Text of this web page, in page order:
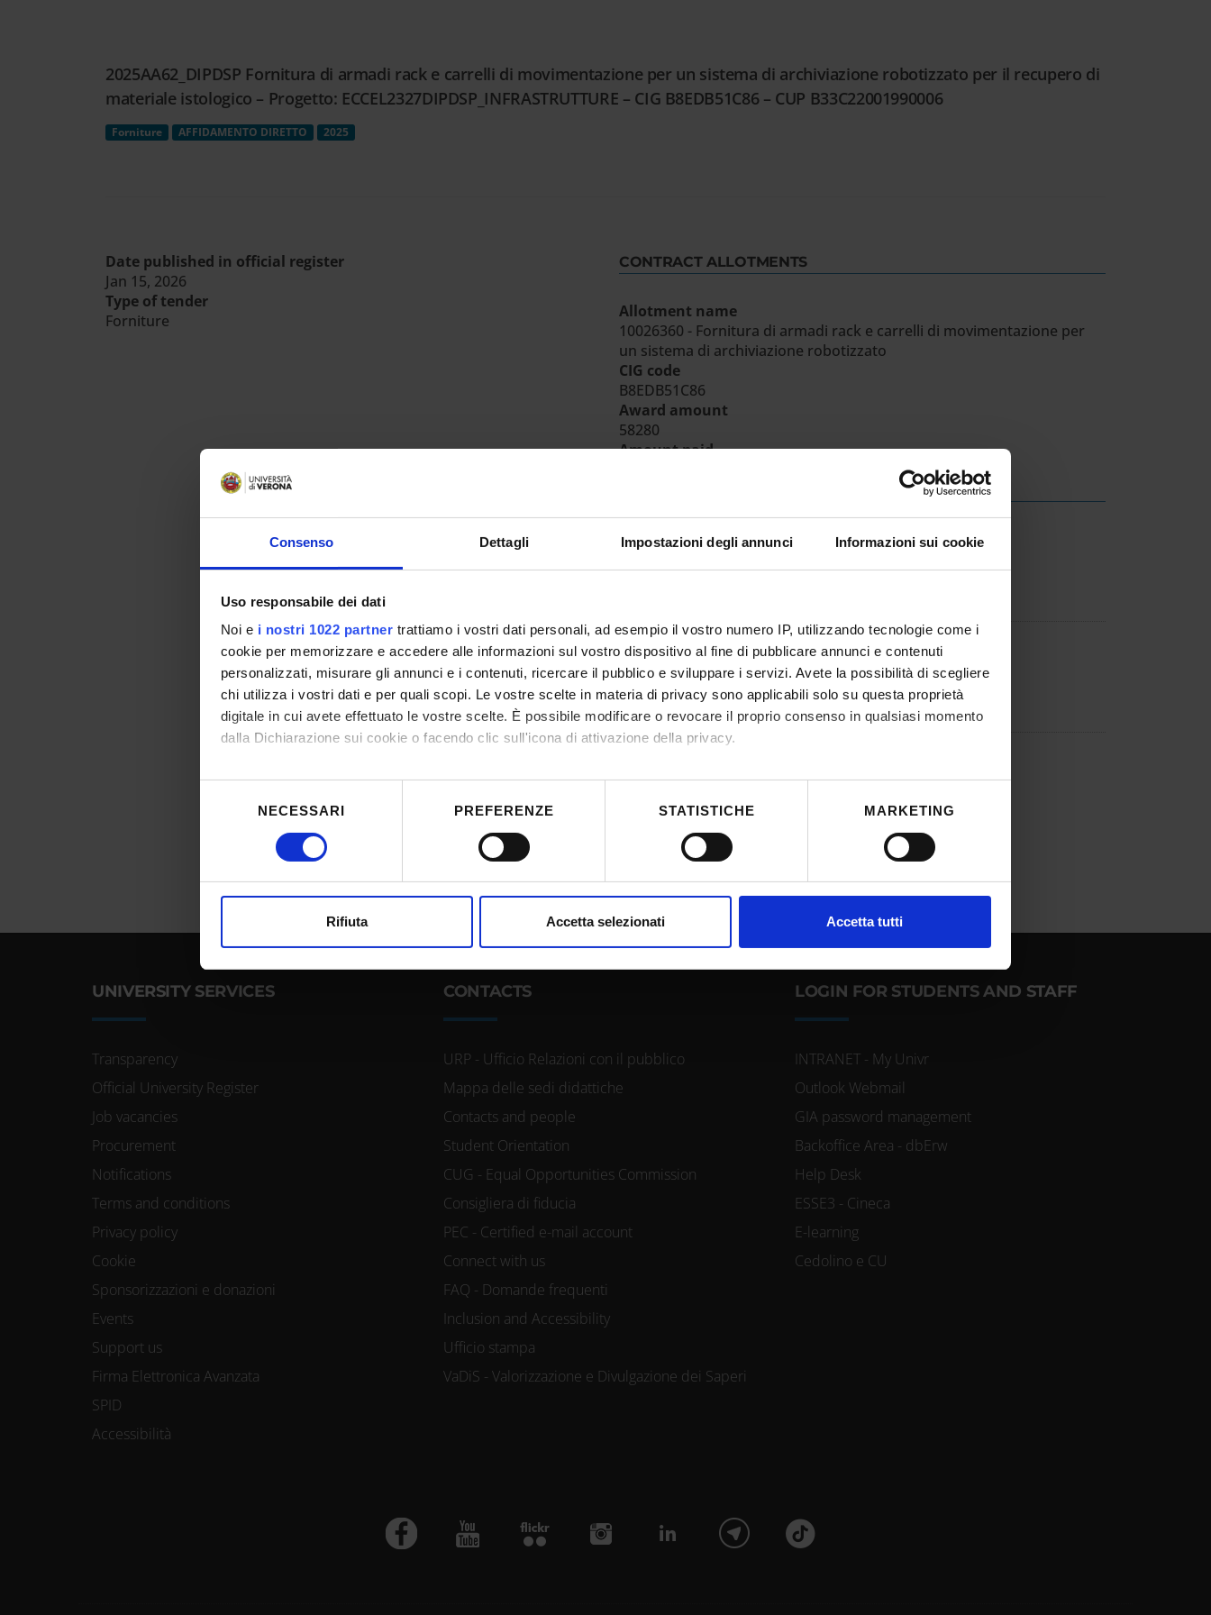
Consenso Dettagli Impostazioni degli annunci Informazioni sui cookie
Uso responsabile dei dati
Noi e i nostri 1022 partner trattiamo i vostri dati personali, ad esempio il vostro numero IP, utilizzando tecnologie come i
cookie per memorizzare e accedere alle informazioni sul vostro dispositivo al fine di pubblicare annunci e contenuti
personalizzati, misurare gli annunci e i contenuti, ricercare il pubblico e sviluppare i servizi. Avete la possibilità di scegliere
chi utilizza i vostri dati e per quali scopi. Le vostre scelte in materia di privacy sono applicabili solo su questa proprietà
digitale in cui avete effettuato le vostre scelte. È possibile modificare o revocare il proprio consenso in qualsiasi momento
dalla Dichiarazione sui cookie o facendo clic sull'icona di attivazione della privacy.
Con il tuo consenso, vorremmo anche:
raccogliere informazioni sulla tua posizione geografica, con un'approssimazione di qualche metro,
Approfondisci come vengono elaborati i tuoi dati personali e imposta le tue preferenze nella
sezione dettagli . Puoi
Utilizziamo i cookie per personalizzare contenuti ed annunci, per fornire funzionalità dei social media e per analizzare il
che hanno raccolto dal tuo utilizzo dei loro servizi.
NECESSARI PREFERENZE STATISTICHE MARKETING
Rifiuta Accetta selezionati Accetta tutti
2025AA62_DIPDSP Fornitura di armadi rack e carrelli di movimentazione per un sistema di archiviazione robotizzato per il recupero di
materiale istologico – Progetto: ECCEL2327DIPDSP_INFRASTRUTTURE – CIG B8EDB51C86 – CUP B33C22001990006
Forniture AFFIDAMENTO DIRETTO 2025
Date published in official register
Jan 15, 2026
Type of tender
Forniture
CONTRACT ALLOTMENTS
Allotment name
10026360 - Fornitura di armadi rack e carrelli di movimentazione per
un sistema di archiviazione robotizzato
CIG code
B8EDB51C86
Award amount
58280
Amount paid
DECRETO DI AFFIDAMENTO
IT | 303Kb | Jan 15, 2026
DECRETO DI AGGIUDICAZIONE
IT | 265Kb | Jan 15, 2026
UNIVERSITY SERVICES
Transparency
Official University Register
Job vacancies
Procurement
Notifications
Terms and conditions
Privacy policy
Cookie
Sponsorizzazioni e donazioni
Events
Support us
Firma Elettronica Avanzata
SPID
Accessibilità
CONTACTS
URP - Ufficio Relazioni con il pubblico
Mappa delle sedi didattiche
Contacts and people
Student Orientation
CUG - Equal Opportunities Commission
Consigliera di fiducia
PEC - Certified e-mail account
Connect with us
FAQ - Domande frequenti
Inclusion and Accessibility
Ufficio stampa
VaDiS - Valorizzazione e Divulgazione dei Saperi
LOGIN FOR STUDENTS AND STAFF
INTRANET - My Univr
Outlook Webmail
GIA password management
Backoffice Area - dbErw
Help Desk
ESSE3 - Cineca
E-learning
Cedolino e CU